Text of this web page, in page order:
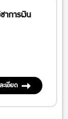
การเงิน
เอียด